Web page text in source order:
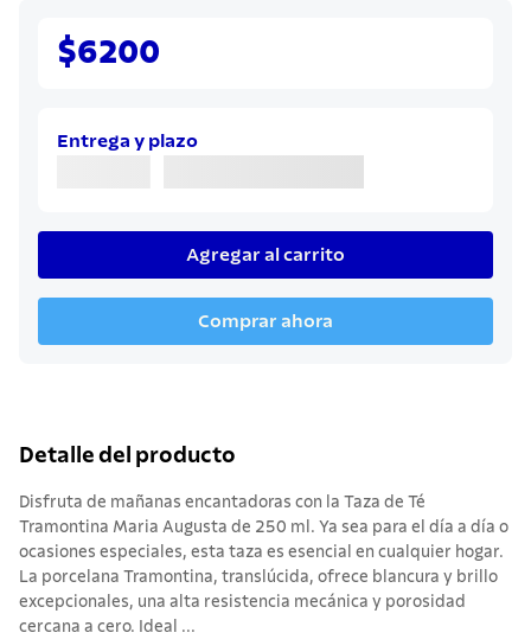
$6200
Entrega y plazo
Agregar al carrito
Comprar ahora
Detalle del producto
Disfruta de mañanas encantadoras con la Taza de Té
Tramontina Maria Augusta de 250 ml. Ya sea para el día a día o
ocasiones especiales, esta taza es esencial en cualquier hogar.
La porcelana Tramontina, translúcida, ofrece blancura y brillo
excepcionales, una alta resistencia mecánica y porosidad
cercana a cero. Ideal ...
442